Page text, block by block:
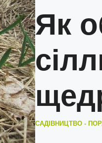
Як
САДІВНИЦТВО -